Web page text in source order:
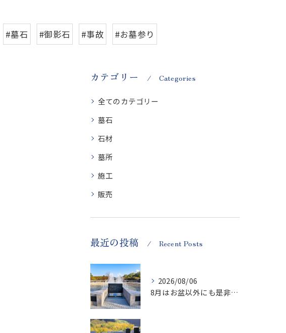
#墓石 #御影石 #事故 #お墓参り
カテゴリー Categories
全てのカテゴリー
墓石
石材
墓所
施工
販売
最近の投稿 Recent Posts
2026/08/06
8月はお盆以外にも是非ご供養の気持ちを！